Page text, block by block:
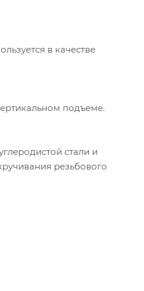
в качестве
подъеме.
стали и
резьбового